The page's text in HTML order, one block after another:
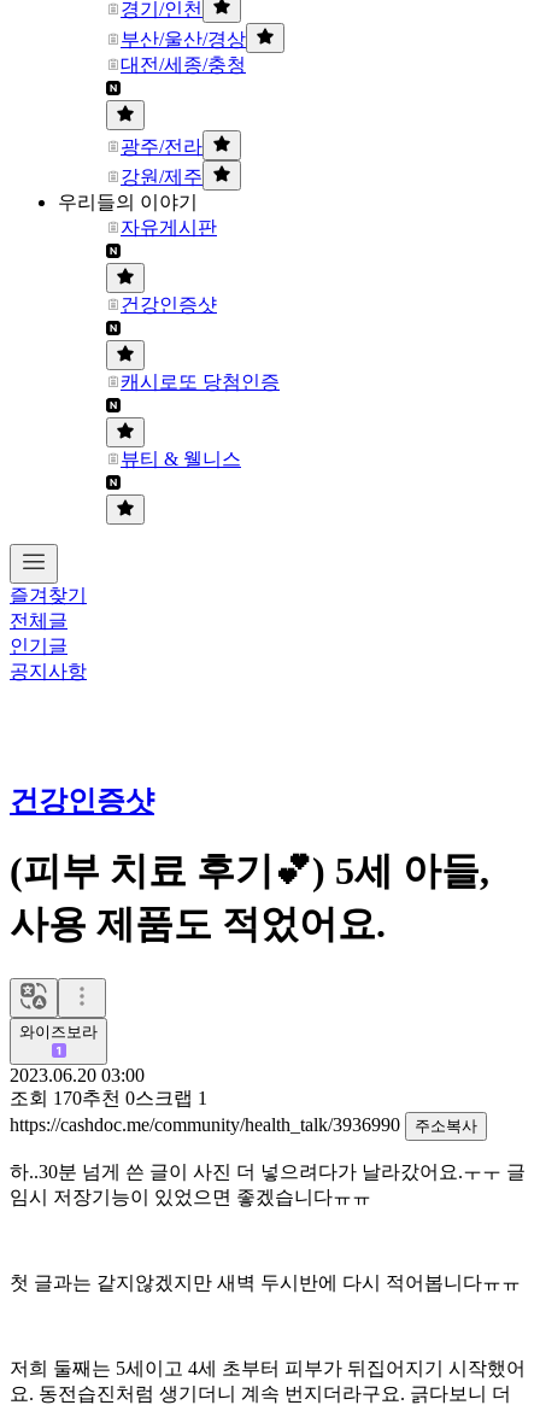
경기/인천
부산/울산/경상
대전/세종/충청
광주/전라
강원/제주
우리들의 이야기
자유게시판
건강인증샷
캐시로또 당첨인증
뷰티 & 웰니스
즐겨찾기
전체글
인기글
공지사항
건강인증샷
(피부 치료 후기💕) 5세 아들,
사용 제품도 적었어요.
와이즈보라
2023.06.20 03:00
조회 170추천 0스크랩 1
https://cashdoc.me/community/health_talk/3936990
주소복사
하..30분 넘게 쓴 글이 사진 더 넣으려다가 날라갔어요.ㅜㅜ 글
임시 저장기능이 있었으면 좋겠습니다ㅠㅠ
첫 글과는 같지않겠지만 새벽 두시반에 다시 적어봅니다ㅠㅠ
저희 둘째는 5세이고 4세 초부터 피부가 뒤집어지기 시작했어
요. 동전습진처럼 생기더니 계속 번지더라구요. 긁다보니 더